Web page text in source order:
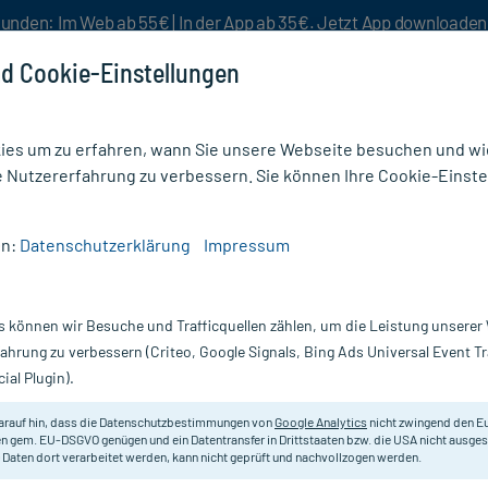
Im Web ab 55€ | In der App ab 35€. Jetzt App downloaden
Nur für kurze Zeit:Gratis-Versand* ab 19€ Mindestbestellwert!
Arnika
Zur Lockerung
Darreichung:
Cookie-Einstellungen
um zu erfahren, wann Sie unsere Webseite besuchen und
Nutzererfahrung zu verbessern. Sie können Ihre Cookie-
Datenschutzerklärung Impressum
können wir Besuche und Trafficquellen zählen, um die Leistung unserer
zu verbessern (Criteo, Google Signals, Bing Ads Universal Event
Plugin).
hin, dass die Datenschutzbestimmungen vonGoogle Analytics nicht zwingend den
gem. EU-DSGVO genügen und ein Datentransfer in Drittstaaten bzw. die USA nicht
Daten dort verarbeitet werden, kann nicht geprüft und nachvollzogen werden.